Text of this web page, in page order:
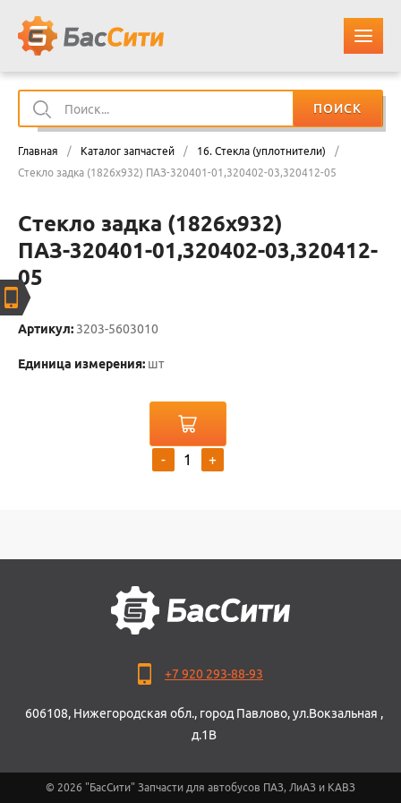
ПОИСК
Главная / Каталог запчастей / 16. Стекла (уплотнители)
/
Стекло задка (1826х932) ПАЗ-320401-01,320402-03,320412-05
Стекло задка (1826х932)
ПАЗ-320401-01,320402-03,320412-
05
Артикул: 3203-5603010
Единица измерения: шт
- +
+7 920 293-88-93
606108, Нижегородская обл., город Павлово, ул.Вокзальная ,
д.1В
© 2026 "БасСити" Запчасти для автобусов ПАЗ, ЛиАЗ и КАВЗ
КАТАЛОГ ЗАПЧАСТЕЙ
ОПЛАТА И ДОСТАВКА